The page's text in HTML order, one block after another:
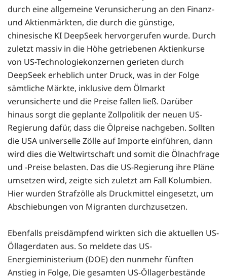
durch eine allgemeine Verunsicherung an den Finanz-
und Aktienmärkten, die durch die günstige,
chinesische KI DeepSeek hervorgerufen wurde. Durch
zuletzt massiv in die Höhe getriebenen Aktienkurse
von US-Technologiekonzernen gerieten durch
DeepSeek erheblich unter Druck, was in der Folge
sämtliche Märkte, inklusive dem Ölmarkt
verunsicherte und die Preise fallen ließ. Darüber
hinaus sorgt die geplante Zollpolitik der neuen US-
Regierung dafür, dass die Ölpreise nachgeben. Sollten
die USA universelle Zölle auf Importe einführen, dann
wird dies die Weltwirtschaft und somit die Ölnachfrage
und -Preise belasten. Das die US-Regierung ihre Pläne
umsetzen wird, zeigte sich zuletzt am Fall Kolumbien.
Hier wurden Strafzölle als Druckmittel eingesetzt, um
Abschiebungen von Migranten durchzusetzen.
Ebenfalls preisdämpfend wirkten sich die aktuellen US-
Öllagerdaten aus. So meldete das US-
Energieministerium (DOE) den nunmehr fünften
Anstieg in Folge, Die gesamten US-Öllagerbestände